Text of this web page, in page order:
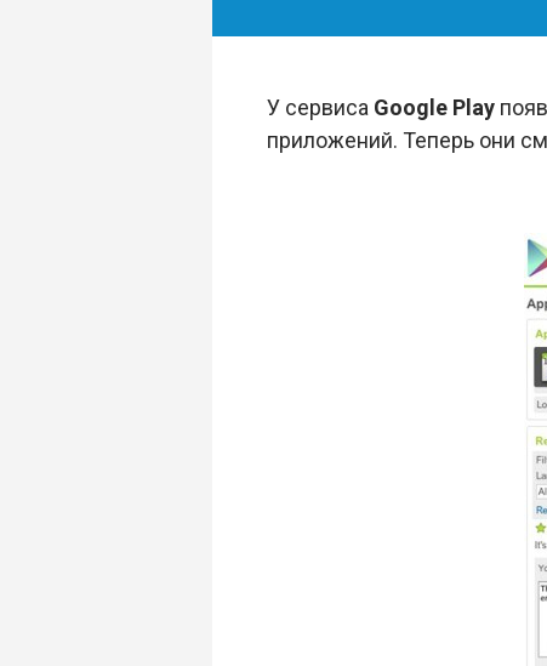
У сервиса Google Play
приложений. Теперь они